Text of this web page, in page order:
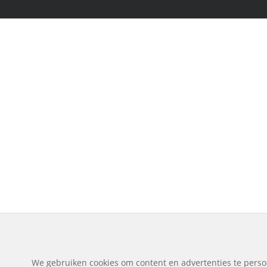
We gebruiken cookies om content en advertenties te